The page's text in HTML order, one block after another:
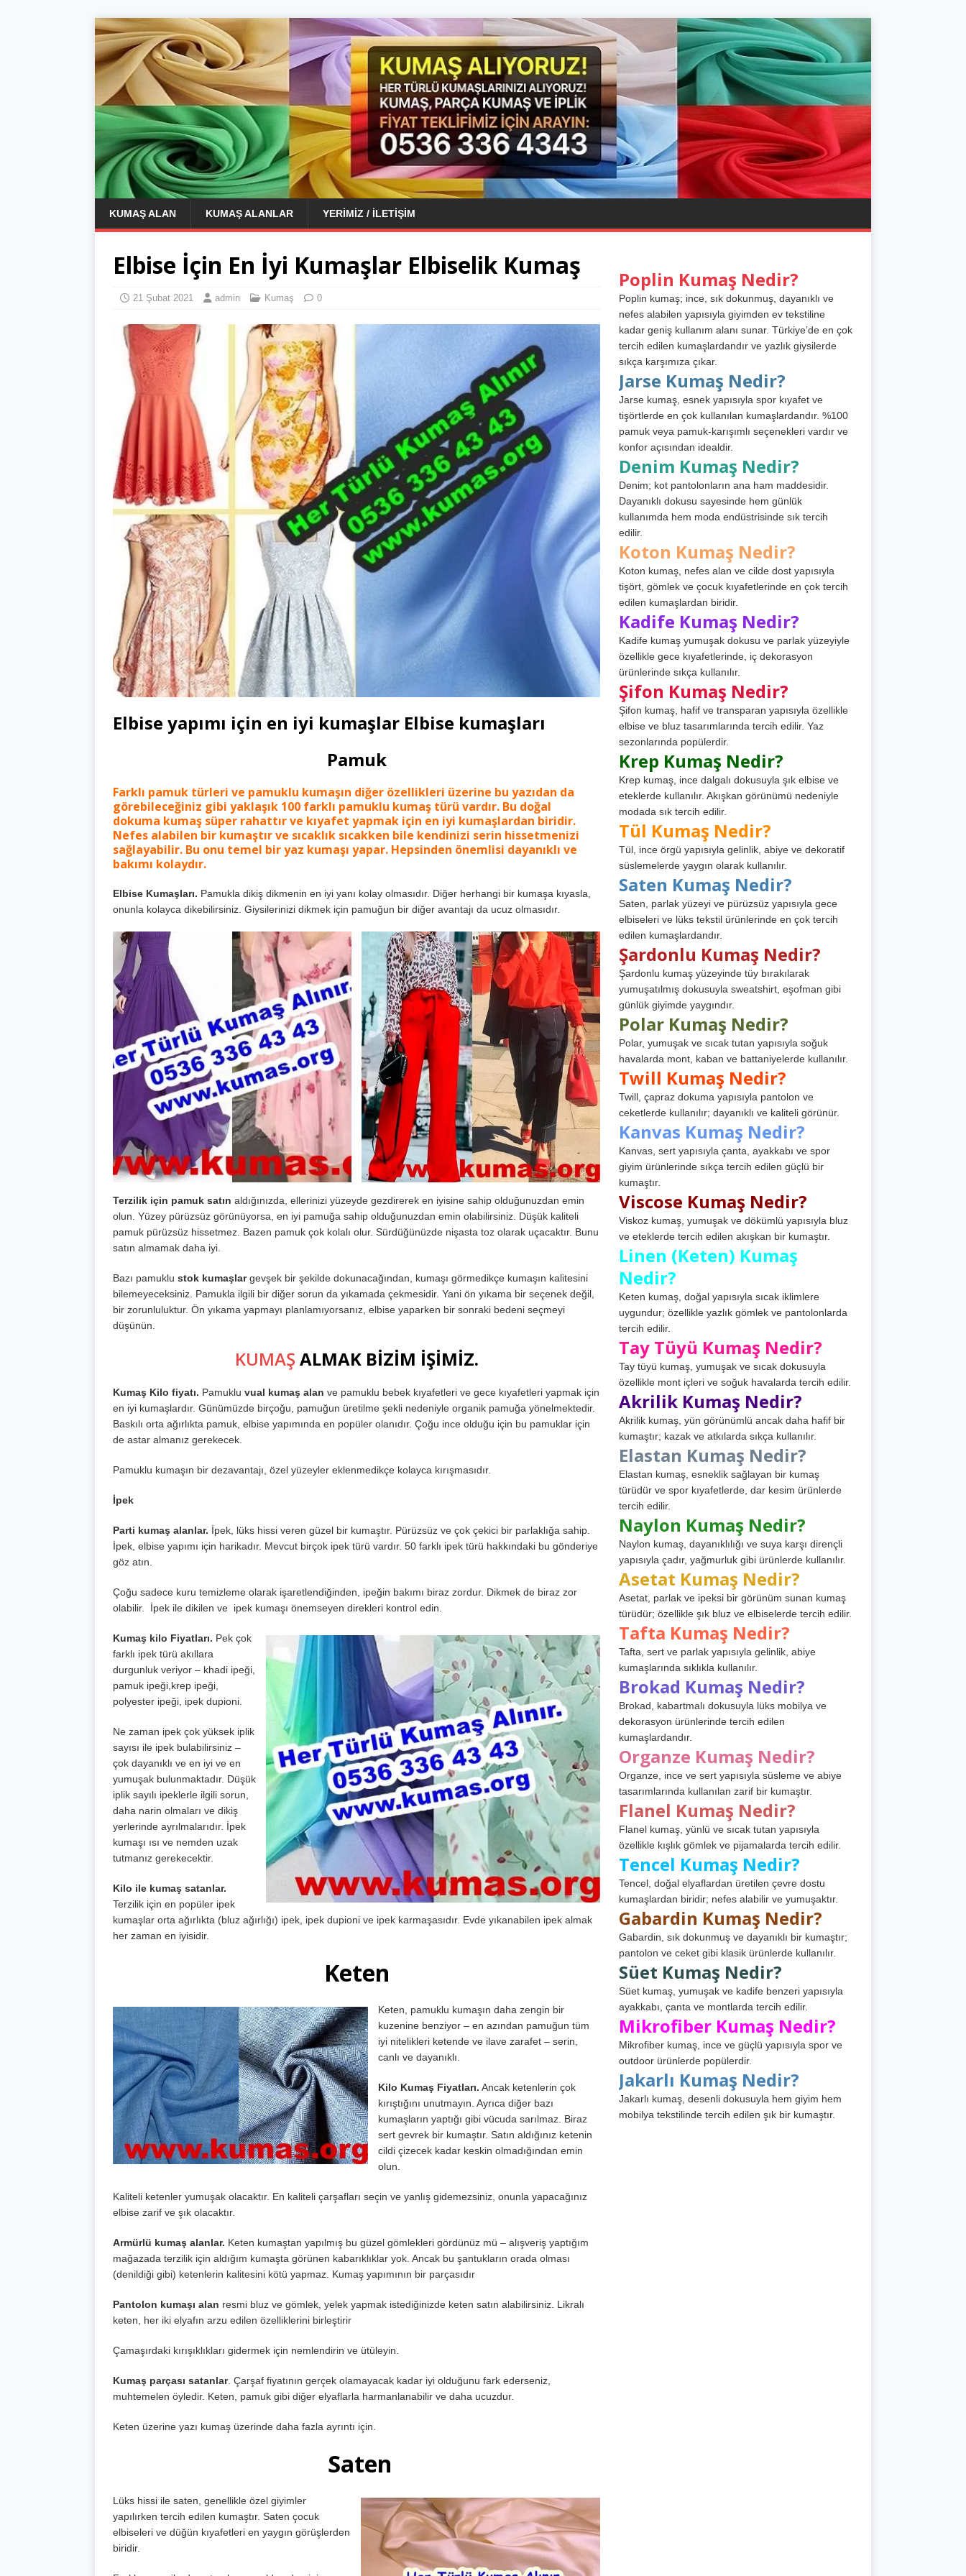
KUMAŞ ALAN KUMAŞ ALANLAR YERIMIZ / İLETIŞIM
Elbise İçin En İyi Kumaşlar Elbiselik Kumaş
21 Şubat 2021 admin Kumaş 0
Elbise yapımı için en iyi kumaşlar Elbise kumaşları
Pamuk
Farklı pamuk türleri ve pamuklu kumaşın diğer özellikleri üzerine bu yazıdan da
görebileceğiniz gibi yaklaşık 100 farklı pamuklu kumaş türü vardır. Bu doğal
dokuma kumaş süper rahattır ve kıyafet yapmak için en iyi kumaşlardan biridir.
Nefes alabilen bir kumaştır ve sıcaklık sıcakken bile kendinizi serin hissetmenizi
sağlayabilir. Bu onu temel bir yaz kumaşı yapar. Hepsinden önemlisi dayanıklı ve
bakımı kolaydır.
Elbise Kumaşları. Pamukla dikiş dikmenin en iyi yanı kolay olmasıdır. Diğer herhangi bir kumaşa kıyasla,
onunla kolayca dikebilirsiniz. Giysilerinizi dikmek için pamuğun bir diğer avantajı da ucuz olmasıdır.
Terzilik için pamuk satın aldığınızda, ellerinizi yüzeyde gezdirerek en iyisine sahip olduğunuzdan emin
olun. Yüzey pürüzsüz görünüyorsa, en iyi pamuğa sahip olduğunuzdan emin olabilirsiniz. Düşük kaliteli
pamuk pürüzsüz hissetmez. Bazen pamuk çok kolalı olur. Sürdüğünüzde nişasta toz olarak uçacaktır. Bunu
satın almamak daha iyi.
Bazı pamuklu stok kumaşlargevşek bir şekilde dokunacağından, kumaşı görmedikçe kumaşın kalitesini
bilemeyeceksiniz. Pamukla ilgili bir diğer sorun da yıkamada çekmesidir. Yani ön yıkama bir seçenek değil,
bir zorunluluktur. Ön yıkama yapmayı planlamıyorsanız, elbise yaparken bir sonraki bedeni seçmeyi
düşünün.
KUMAŞ ALMAK BİZİM İŞİMİZ.
Kumaş Kilo fiyatı. Pamuklu vual kumaş alan ve pamuklu bebek kıyafetleri ve gece kıyafetleri yapmak için
en iyi kumaşlardır. Günümüzde birçoğu, pamuğun üretilme şekli nedeniyle organik pamuğa yönelmektedir.
Baskılı orta ağırlıkta pamuk, elbise yapımında en popüler olanıdır. Çoğu ince olduğu için bu pamuklar için
de astar almanız gerekecek.
Pamuklu kumaşın bir dezavantajı, özel yüzeyler eklenmedikçe kolayca kırışmasıdır.
İpek
Parti kumaş alanlar. İpek, lüks hissi veren güzel bir kumaştır. Pürüzsüz ve çok çekici bir parlaklığa sahip.
İpek, elbise yapımı için harikadır. Mevcut birçok ipek türü vardır. 50 farklı ipek türü hakkındaki bu gönderiye
göz atın.
Çoğu sadece kuru temizleme olarak işaretlendiğinden, ipeğin bakımı biraz zordur. Dikmek de biraz zor
olabilir. İpek ile dikilen ve ipek kumaşı önemseyen direkleri kontrol edin.
Kumaş kilo Fiyatları. Pek çok
farklı ipek türü akıllara
durgunluk veriyor – khadi ipeği,
pamuk ipeği,krep ipeği,
polyester ipeği, ipek dupioni.
Ne zaman ipek çok yüksek iplik
sayısı ile ipek bulabilirsiniz –
çok dayanıklı ve en iyi ve en
yumuşak bulunmaktadır. Düşük
iplik sayılı ipeklerle ilgili sorun,
daha narin olmaları ve dikiş
yerlerinde ayrılmalarıdır. İpek
kumaşı ısı ve nemden uzak
tutmanız gerekecektir.
Kilo ile kumaş satanlar.
Terzilik için en popüler ipek
kumaşlar orta ağırlıkta (bluz ağırlığı) ipek, ipek dupioni ve ipek karmaşasıdır. Evde yıkanabilen ipek almak
her zaman en iyisidir.
Keten
Keten, pamuklu kumaşın daha zengin bir
kuzenine benziyor – en azından pamuğun tüm
iyi nitelikleri ketende ve ilave zarafet – serin,
canlı ve dayanıklı.
Kilo Kumaş Fiyatları. Ancak ketenlerin çok
kırıştığını unutmayın. Ayrıca diğer bazı
kumaşların yaptığı gibi vücuda sarılmaz. Biraz
sert gevrek bir kumaştır. Satın aldığınız ketenin
cildi çizecek kadar keskin olmadığından emin
olun.
Kaliteli ketenler yumuşak olacaktır. En kaliteli çarşafları seçin ve yanlış gidemezsiniz, onunla yapacağınız
elbise zarif ve şık olacaktır.
Armürlü kumaş alanlar. Keten kumaştan yapılmış bu güzel gömlekleri gördünüz mü – alışveriş yaptığım
mağazada terzilik için aldığım kumaşta görünen kabarıklıklar yok. Ancak bu şantukların orada olması
(denildiği gibi) ketenlerin kalitesini kötü yapmaz. Kumaş yapımının bir parçasıdır
Pantolon kumaşı alan resmi bluz ve gömlek, yelek yapmak istediğinizde keten satın alabilirsiniz. Likralı
keten, her iki elyafın arzu edilen özelliklerini birleştirir
Çamaşırdaki kırışıklıkları gidermek için nemlendirin ve ütüleyin.
Kumaş parçası satanlar. Çarşaf fiyatının gerçek olamayacak kadar iyi olduğunu fark ederseniz,
muhtemelen öyledir. Keten, pamuk gibi diğer elyaflarla harmanlanabilir ve daha ucuzdur.
Keten üzerine yazı kumaş üzerinde daha fazla ayrıntı için.
Saten
Lüks hissi ile saten, genellikle özel giyimler
yapılırken tercih edilen kumaştır. Saten çocuk
elbiseleri ve düğün kıyafetleri en yaygın görüşlerden
biridir.
Poplin Kumaş Nedir?
Poplin kumaş; ince, sık dokunmuş, dayanıklı ve
nefes alabilen yapısıyla giyimden ev tekstiline
kadar geniş kullanım alanı sunar. Türkiye’de en çok
tercih edilen kumaşlardandır ve yazlık giysilerde
sıkça karşımıza çıkar.
Jarse Kumaş Nedir?
Jarse kumaş, esnek yapısıyla spor kıyafet ve
tişörtlerde en çok kullanılan kumaşlardandır. %100
pamuk veya pamuk-karışımlı seçenekleri vardır ve
konfor açısından idealdir.
Denim Kumaş Nedir?
Denim; kot pantolonların ana ham maddesidir.
Dayanıklı dokusu sayesinde hem günlük
kullanımda hem moda endüstrisinde sık tercih
edilir.
Koton Kumaş Nedir?
Koton kumaş, nefes alan ve cilde dost yapısıyla
tişört, gömlek ve çocuk kıyafetlerinde en çok tercih
edilen kumaşlardan biridir.
Kadife Kumaş Nedir?
Kadife kumaş yumuşak dokusu ve parlak yüzeyiyle
özellikle gece kıyafetlerinde, iç dekorasyon
ürünlerinde sıkça kullanılır.
Şifon Kumaş Nedir?
Şifon kumaş, hafif ve transparan yapısıyla özellikle
elbise ve bluz tasarımlarında tercih edilir. Yaz
sezonlarında popülerdir.
Krep Kumaş Nedir?
Krep kumaş, ince dalgalı dokusuyla şık elbise ve
eteklerde kullanılır. Akışkan görünümü nedeniyle
modada sık tercih edilir.
Tül Kumaş Nedir?
Tül, ince örgü yapısıyla gelinlik, abiye ve dekoratif
süslemelerde yaygın olarak kullanılır.
Saten Kumaş Nedir?
Saten, parlak yüzeyi ve pürüzsüz yapısıyla gece
elbiseleri ve lüks tekstil ürünlerinde en çok tercih
edilen kumaşlardandır.
Şardonlu Kumaş Nedir?
Şardonlu kumaş yüzeyinde tüy bırakılarak
yumuşatılmış dokusuyla sweatshirt, eşofman gibi
günlük giyimde yaygındır.
Polar Kumaş Nedir?
Polar, yumuşak ve sıcak tutan yapısıyla soğuk
havalarda mont, kaban ve battaniyelerde kullanılır.
Twill Kumaş Nedir?
Twill, çapraz dokuma yapısıyla pantolon ve
ceketlerde kullanılır; dayanıklı ve kaliteli görünür.
Kanvas Kumaş Nedir?
Kanvas, sert yapısıyla çanta, ayakkabı ve spor
giyim ürünlerinde sıkça tercih edilen güçlü bir
kumaştır.
Viscose Kumaş Nedir?
Viskoz kumaş, yumuşak ve dökümlü yapısıyla bluz
ve eteklerde tercih edilen akışkan bir kumaştır.
Linen (Keten) Kumaş
Nedir?
Keten kumaş, doğal yapısıyla sıcak iklimlere
uygundur; özellikle yazlık gömlek ve pantolonlarda
tercih edilir.
Tay Tüyü Kumaş Nedir?
Tay tüyü kumaş, yumuşak ve sıcak dokusuyla
özellikle mont içleri ve soğuk havalarda tercih edilir.
Akrilik Kumaş Nedir?
Akrilik kumaş, yün görünümlü ancak daha hafif bir
kumaştır; kazak ve atkılarda sıkça kullanılır.
Elastan Kumaş Nedir?
Elastan kumaş, esneklik sağlayan bir kumaş
türüdür ve spor kıyafetlerde, dar kesim ürünlerde
tercih edilir.
Naylon Kumaş Nedir?
Naylon kumaş, dayanıklılığı ve suya karşı dirençli
yapısıyla çadır, yağmurluk gibi ürünlerde kullanılır.
Asetat Kumaş Nedir?
Asetat, parlak ve ipeksi bir görünüm sunan kumaş
türüdür; özellikle şık bluz ve elbiselerde tercih edilir.
Tafta Kumaş Nedir?
Tafta, sert ve parlak yapısıyla gelinlik, abiye
kumaşlarında sıklıkla kullanılır.
Brokad Kumaş Nedir?
Brokad, kabartmalı dokusuyla lüks mobilya ve
dekorasyon ürünlerinde tercih edilen
kumaşlardandır.
Organze Kumaş Nedir?
Organze, ince ve sert yapısıyla süsleme ve abiye
tasarımlarında kullanılan zarif bir kumaştır.
Flanel Kumaş Nedir?
Flanel kumaş, yünlü ve sıcak tutan yapısıyla
özellikle kışlık gömlek ve pijamalarda tercih edilir.
Tencel Kumaş Nedir?
Tencel, doğal elyaflardan üretilen çevre dostu
kumaşlardan biridir; nefes alabilir ve yumuşaktır.
Gabardin Kumaş Nedir?
Gabardin, sık dokunmuş ve dayanıklı bir kumaştır;
pantolon ve ceket gibi klasik ürünlerde kullanılır.
Süet Kumaş Nedir?
Süet kumaş, yumuşak ve kadife benzeri yapısıyla
ayakkabı, çanta ve montlarda tercih edilir.
Mikrofiber Kumaş Nedir?
Mikrofiber kumaş, ince ve güçlü yapısıyla spor ve
outdoor ürünlerde popülerdir.
Jakarlı Kumaş Nedir?
Jakarlı kumaş, desenli dokusuyla hem giyim hem
mobilya tekstilinde tercih edilen şık bir kumaştır.